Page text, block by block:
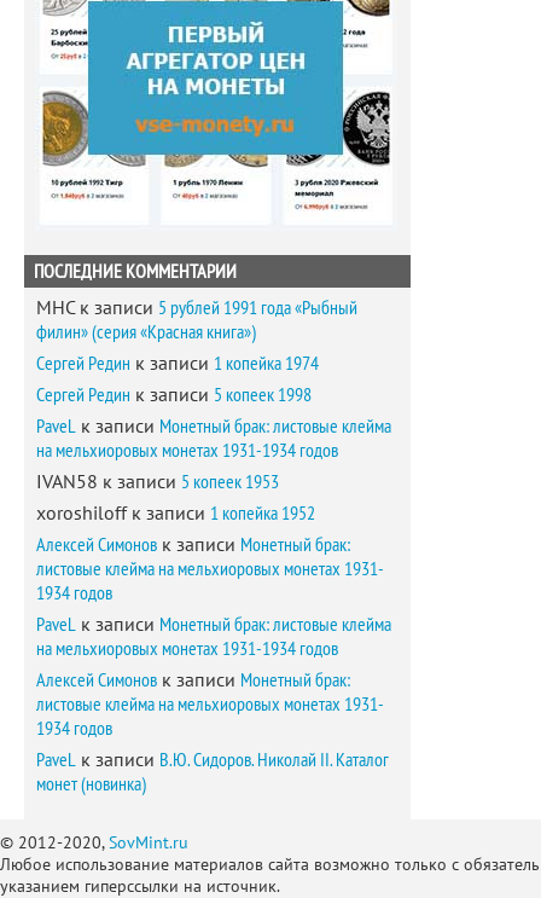
ПОСЛЕДНИЕ КОММЕНТАРИИ
MHCк записи 5 рублей 1991 года «Рыбный
филин» (серия «Красная книга»)
Сергей Редин к записи 1 копейка 1974
Сергей Редин к записи 5 копеек 1998
PaveL к записи Монетный брак: листовые клейма
на мельхиоровых монетах 1931-1934 годов
IVAN58 к записи 5 копеек 1953
xoroshiloffк записи 1 копейка 1952
Алексей Симонов к записи Монетный брак:
листовые клейма на мельхиоровых монетах 1931-
1934 годов
PaveL к записи Монетный брак: листовые клейма
на мельхиоровых монетах 1931-1934 годов
Алексей Симонов к записи Монетный брак:
листовые клейма на мельхиоровых монетах 1931-
1934 годов
PaveL к записи В.Ю. Сидоров. Николай II. Каталог
монет (новинка)
© 2012-2020,SovMint.ru
Любое использование материалов сайта возможно только с
указанием гиперссылки на источник.